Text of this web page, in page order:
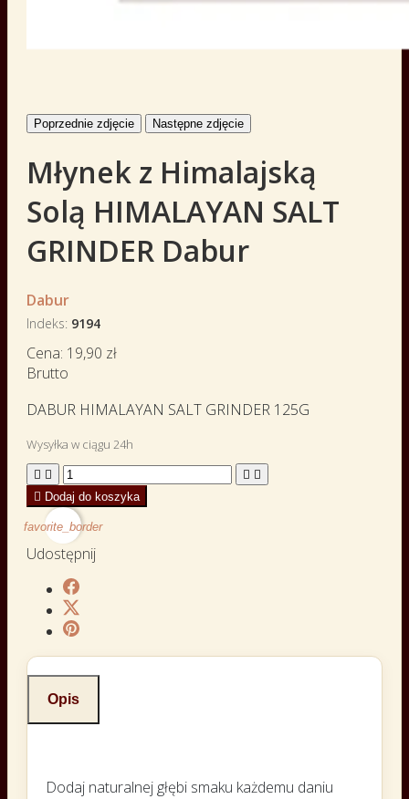
Poprzednie zdjęcie Następne zdjęcie
Młynek z Himalajską
Solą HIMALAYAN SALT
GRINDER Dabur
Dabur
Indeks 9194
Cena: 19,90 zł
Brutto
DABUR HIMALAYAN SALT GRINDER 125G
Wysyłka w ciągu 24h
   
 Dodaj do koszyka
favorite_border
Udostępnij
Opis
Dodaj naturalnej głębi smaku każdemu daniu